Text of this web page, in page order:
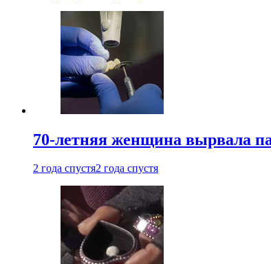
70-летняя женщина вырвала
2 года спустя2 года спустя